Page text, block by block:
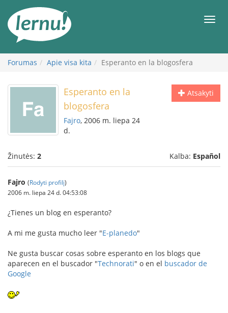
turinį
Forumas Apie visa kita Esperanto en la blogosfera
Atsakyti
Esperanto en la
blogosfera
Fajro, 2006 m. liepa 24
d.
Žinutės: 2 Kalba: Español
Fajro (Rodyti profilį)
2006 m. liepa 24 d. 04:53:08
¿Tienes un blog en esperanto?
A mi me gusta mucho leer "E-planedo"
Ne gusta buscar cosas sobre esperanto en los blogs que
aparecen en el buscador "Technorati" o en el buscador de
Google